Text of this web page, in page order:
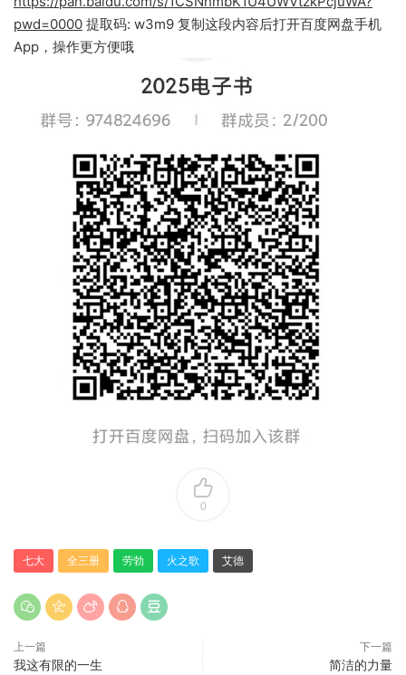
pwd=0000 提取码: w3m9 复制这段内容后打开百度网盘手机
App，操作更方便哦
0
七大 全三册 劳勃 火之歌 艾德
上一篇
我这有限的一生
下一篇
简洁的力量